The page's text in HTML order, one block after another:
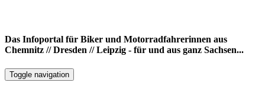
Das Infoportal für Biker und Motorradfahrerinnen aus
Chemnitz // Dresden // Leipzig - für und aus ganz Sachsen...
Toggle navigation